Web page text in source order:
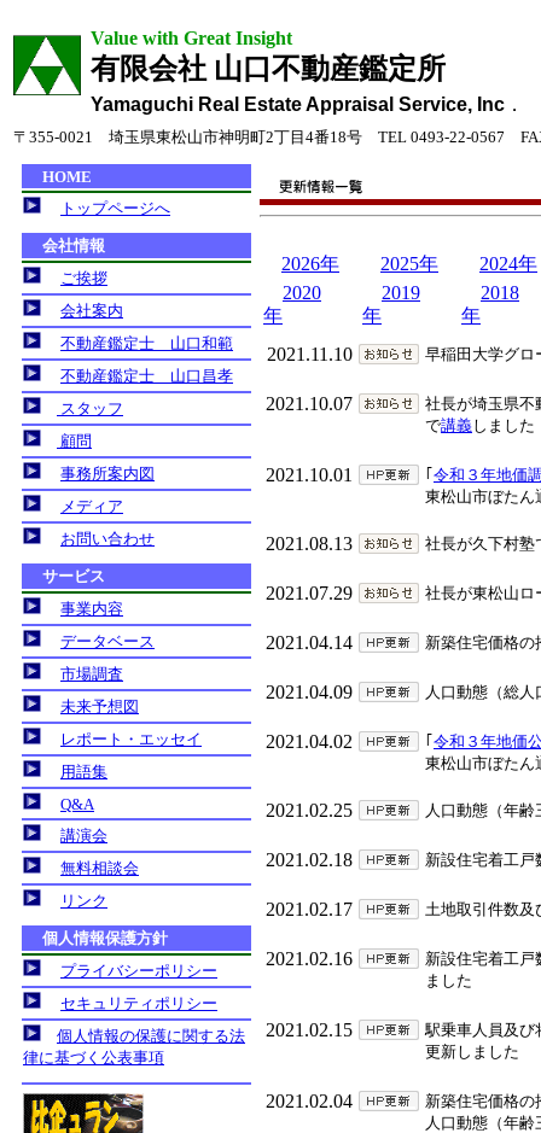
Value with Great Insight
有限会社 山口不動産鑑定所
Yamaguchi Real Estate Appraisal Service, Inc ．
〒355-0021 埼玉県東松山市神明町2丁目4番18号 TEL 0493-22-0567
2026年 2025年
2024年
2020
年
2019
年
2018
年
2021.11.10
早稲田大学グロ
2021.10.07
社長が埼玉県不
で講義しました
2021.10.01 ｢ 令和３年地価
東松山市ぼたん
2021.08.13 社長が久下村塾
2021.07.29 社長が東松山ロ
2021.04.14 新築住宅価格
2021.04.09 人口動態（総
2021.04.02 ｢ 令和３年地価
東松山市ぼたん
2021.02.25 人口動態（年
2021.02.18 新設住宅着工戸
2021.02.17 土地取引件数及
2021.02.16
新設住宅着工戸
ました
2021.02.15
駅乗車人員及び
更新しました
2021.02.04
新築住宅価格
人口動態（年